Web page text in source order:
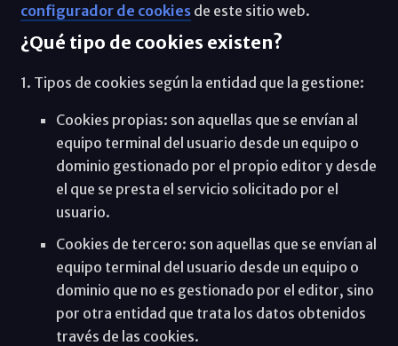
configurador de cookiesde este sitio web.
¿Qué tipo de cookies existen?
1. Tipos de cookies según la entidad que la gestione:
Cookies propias: son aquellas que se envían al
equipo terminal del usuario desde un equipo o
dominio gestionado por el propio editor y desde
el que se presta el servicio solicitado por el
usuario.
Cookies de tercero: son aquellas que se envían al
equipo terminal del usuario desde un equipo o
dominio que no es gestionado por el editor, sino
por otra entidad que trata los datos obtenidos
través de las cookies.